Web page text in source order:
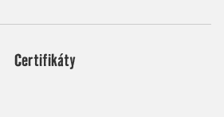
Certifikáty